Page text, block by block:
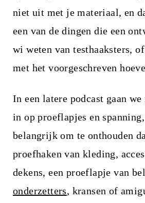
niet uit met je materiaal, en
een van de dingen die een
wi weten van testhaaksters,
met het voorgeschreven
In een latere podcast gaan
in op proeflapjes en
belangrijk om te onthouden
proefhaken van kleding,
dekens, een proeflapje van
onderzetters, kransen of